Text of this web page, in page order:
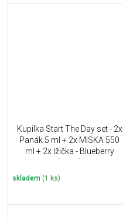
Kupilka Start The Day set - 2x
Panák 5 ml + 2x MISKA 550
ml + 2x lžička - Blueberry
skladem (1 ks)